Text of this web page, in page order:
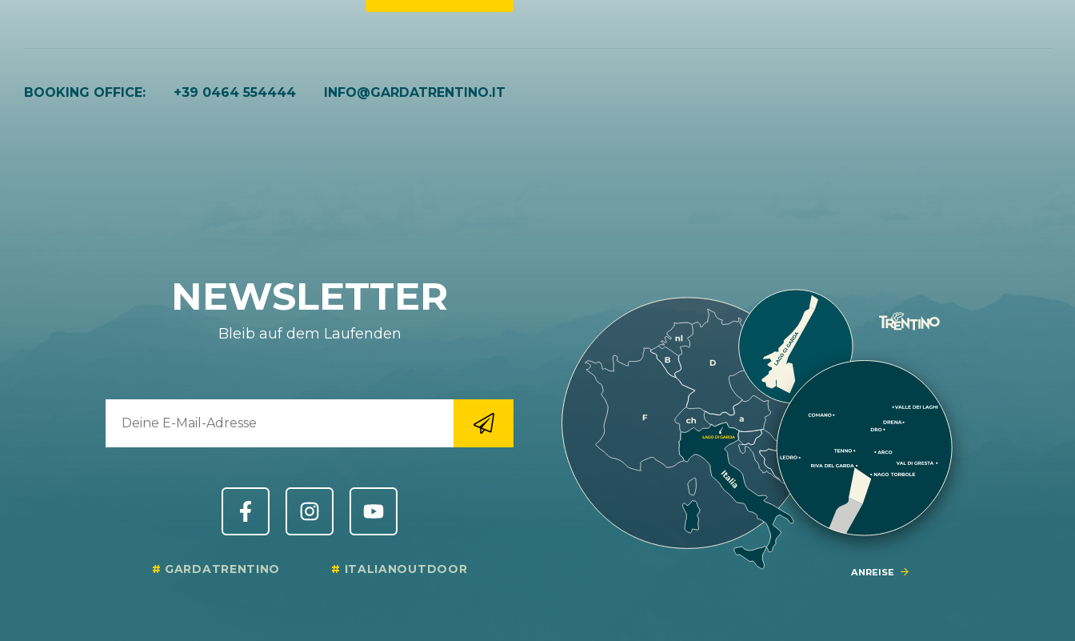
BOOKING OFFICE: +39 0464 554444 INFO@GARDATRENTINO.IT
ANREISE
NEWSLETTER
Bleib auf dem Laufenden
GARDATRENTINO ITALIANOUTDOOR